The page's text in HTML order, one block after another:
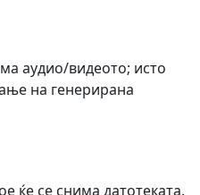
аудио/видеото; исто
на генерирана
ќе се снима датотеката.